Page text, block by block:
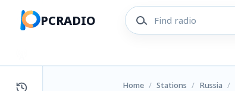
PCRADIO
Home / Stations / Russia /